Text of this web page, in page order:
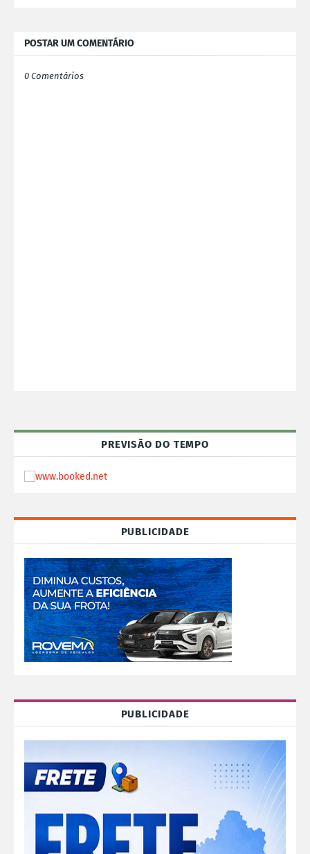
POSTAR UM COMENTÁRIO
0 Comentários
PREVISÃO DO TEMPO
PUBLICIDADE
PUBLICIDADE